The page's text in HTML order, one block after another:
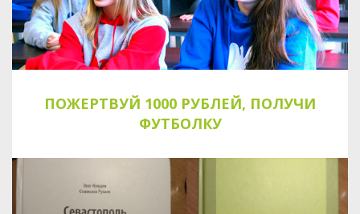
ПОЖЕРТВУЙ 1000 РУБЛЕЙ, ПОЛУЧИ
ФУТБОЛКУ